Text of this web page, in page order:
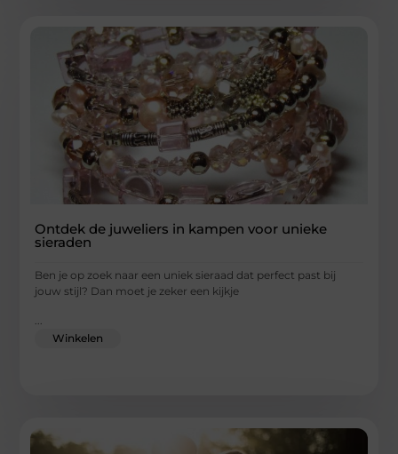
Ontdek de juweliers in kampen voor unieke
sieraden
Ben je op zoek naar een uniek sieraad dat perfect past bij
jouw stijl? Dan moet je zeker een kijkje
Winkelen